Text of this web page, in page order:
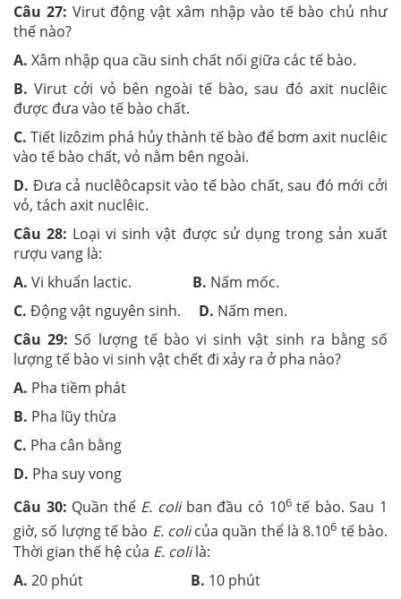
Câu 27: Virut động vật xâm nhập vào tế bào chủ như
thế nào?
A. Xâm nhập qua cầu sinh chất nối giữa các tế bào.
B. Virut cởi vỏ bên ngoài tế bào, sau đó axit nuclêic
được đưa vào tế bào chất.
C. Tiết lizôzim phá hủy thành tế bào để bơm axit nuclêic
vào tế bào chất, vỏ nằm bên ngoài.
D. Đưa cả nuclêôcapsit vào tế bào chất, sau đó mới cởi
vỏ, tách axit nuclêic.
Câu 28: Loại vi sinh vật được sử dụng trong sản xuất
rượu vang là:
A. Vi khuẩn lactic. B. Nấm mốc.
C. Động vật nguyên sinh. D. Nấm men.
Câu 29:Số lượng tế bào vi sinh vật sinh ra bằng số
lượng tế bào vi sinh vật chết đi xảy ra ở pha nào?
A. Pha tiềm phát
B. Pha lũy thừa
C. Pha cân bằng
D. Pha suy vong
Câu 30: Quần thể E. coli ban đầu có 106tế bào. Sau 1
giờ, số lượng tế bào E. colicủa quần thể là 8.106 tế bào.
Thời gian thế hệ của E. colilà:
A. 20 phút B. 10 phút